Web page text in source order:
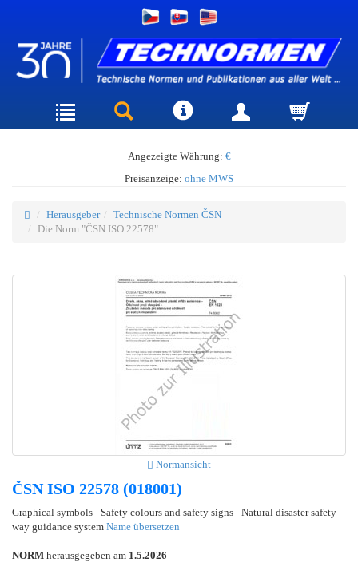
Angezeigte Währung: €
Preisanzeige: ohne MWS
Herausgeber
Technische Normen ČSN
Die Norm "ČSN ISO 22578"
Normansicht
ČSN ISO 22578 (018001)
Graphical symbols - Safety colours and safety signs - Natural disaster safety
way guidance system Name übersetzen
NORM herausgegeben am 1.5.2026